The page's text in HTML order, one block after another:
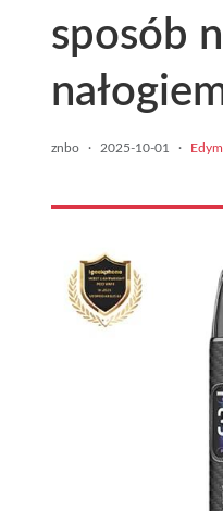
sposób
znbo · 2025-10-01 · Edym